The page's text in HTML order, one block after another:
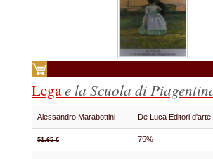
Legae la Scuola di
Alessandro Marabottini De Luca Editori
51.65 € 75%